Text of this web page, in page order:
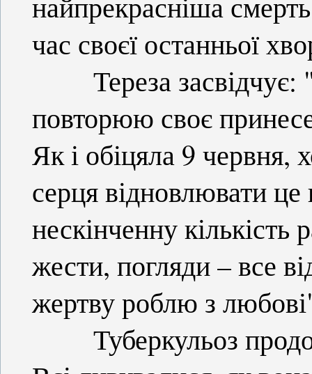
час своєї останньої
Тереза засвідчує:
повторюю своє
Як і обіцяла 9 червня,
серця відновлювати
нескінченну
жести, погляди – все
жертву роблю з
Туберкульоз